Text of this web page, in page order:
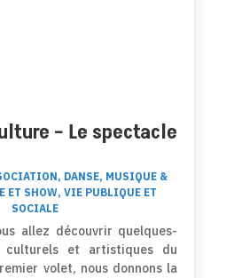
– Le spectacle
, DANSE, MUSIQUE &
ET SHOW, VIE PUBLIQUE ET
SOCIALE
allez découvrir quelques-
culturels et artistiques du
volet, nous donnons la